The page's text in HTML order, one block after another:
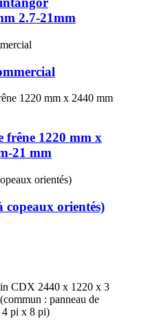
2.7-21mm
frêne 1220 mm x
21 mm
copeaux orientés)